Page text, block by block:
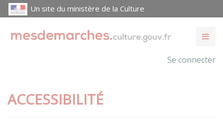
Un site du ministère de la Culture
Se connecter
ACCESSIBILITÉ